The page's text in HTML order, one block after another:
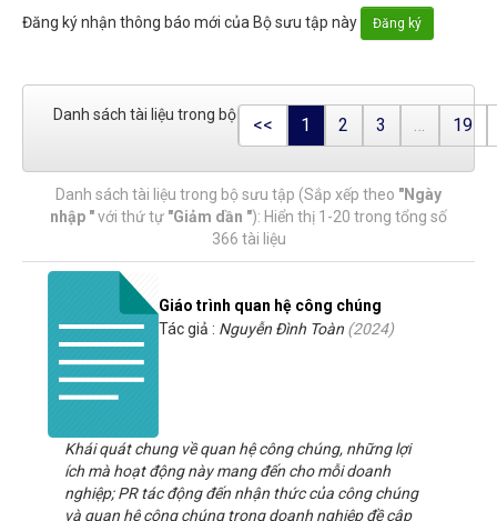
Đăng ký nhận thông báo mới của Bộ sưu tập này
Danh sách tài liệu trong bộ sưu tập
<< 1 2 3 … 19
Danh sách tài liệu trong bộ sưu tập (Sắp xếp theo "Ngày
nhập "với thứ tự "Giảm dần "): Hiển thị 1-20 trong tổng số
366 tài liệu
Giáo trình quan hệ công chúng
Tác giả : Nguyễn Đình Toàn (2024)
Khái quát chung về quan hệ công chúng, những lợi
ích mà hoạt động này mang đến cho mỗi doanh
nghiệp; PR tác động đến nhận thức của công chúng
và quan hệ công chúng trong doanh nghiệp đề cập